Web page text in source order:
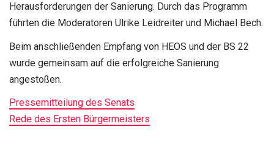
Herausforderungen der Sanierung. Durch das Programm
führten die Moderatoren Ulrike Leidreiter und Michael Bech.
Beim anschließenden Empfang von HEOS und der BS 22
wurde gemeinsam auf die erfolgreiche Sanierung
angestoßen.
Pressemitteilung des Senats
Rede des Ersten Bürgermeisters